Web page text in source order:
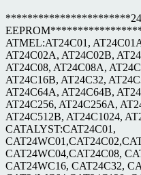
***********************24
ATMEL:AT24C01,
AT24C02A, AT24C02B,
AT24C08, AT24C08A,
AT24C16B, AT24C32,
AT24C64A, AT24C64B,
AT24C256, AT24C256A,
AT24C512B, AT24C1024,
CATALYST:CAT24C01,
CAT24WC04,CAT24C08,
CAT24WC16, CAT24C32,